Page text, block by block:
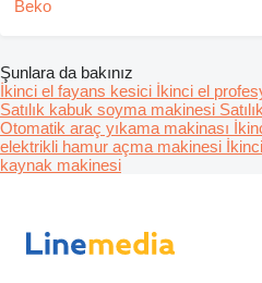
Şunlara da bakınız
İkinci el fayans kesici İkinci el
Satılık kabuk soyma makinesi
Otomatik araç yıkama makinası
elektrikli hamur açma makinesi
kaynak makinesi